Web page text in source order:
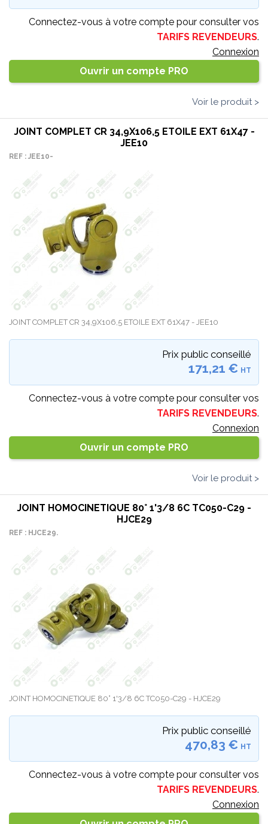
Connectez-vous à votre compte pour consulter vos
TARIFS REVENDEURS.
Connexion
Ouvrir un compte PRO
Voir le produit >
JOINT COMPLET CR 34,9X106,5 ETOILE EXT 61X47 -
JEE10
REF : JEE10-
JOINT COMPLET CR 34,9X106,5 ETOILE EXT 61X47 - JEE10
Prix public conseillé
171,21 € HT
Connectez-vous à votre compte pour consulter vos
TARIFS REVENDEURS.
Connexion
Ouvrir un compte PRO
Voir le produit >
JOINT HOMOCINETIQUE 80° 1'3/8 6C TC050-C29 -
HJCE29
REF : HJCE29.
JOINT HOMOCINETIQUE 80° 1'3/8 6C TC050-C29 - HJCE29
Prix public conseillé
470,83 € HT
Connectez-vous à votre compte pour consulter vos
TARIFS REVENDEURS.
Connexion